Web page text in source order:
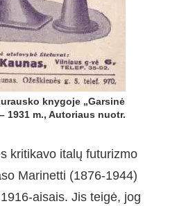
knygoje „Garsinė
1931 m., Autoriaus nuotr.
kritikavo italų futurizmo
Marinetti (1876-1944)
aisais. Jis teigė, jog